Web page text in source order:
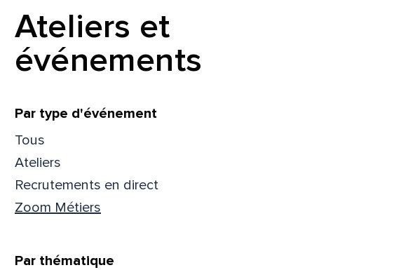
Ateliers et
événements
Filtrer
Par type d'événement
Tous
Ateliers
Recrutements en direct
Zoom Métiers
Par thématique